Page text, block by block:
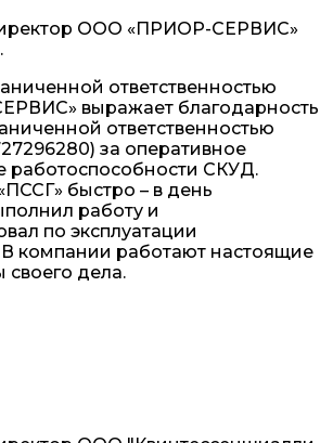
ООО «ПРИОР-СЕРВИС»
ответственностью
выражает благодарность
ответственностью
за оперативное
работоспособности СКУД.
быстро – в день
работу и
по эксплуатации
компании работают настоящие
дела.